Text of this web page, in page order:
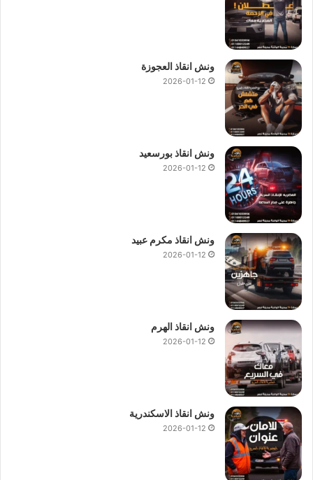
ونش انقاذ العجوزة
2026-01-12
ونش انقاذ بورسعيد
2026-01-12
ونش انقاذ مكرم عبيد
2026-01-12
ونش انقاذ الهرم
2026-01-12
ونش انقاذ الاسكندرية
2026-01-12